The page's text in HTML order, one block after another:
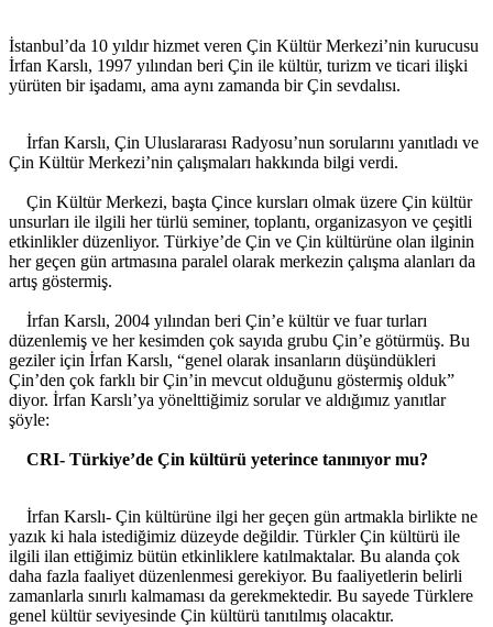
İstanbul’da 10 yıldır hizmet veren Çin Kültür Merkezi’nin kurucusu
İrfan Karslı, 1997 yılından beri Çin ile kültür, turizm ve ticari ilişki
yürüten bir işadamı, ama aynı zamanda bir Çin sevdalısı.
İrfan Karslı, Çin Uluslararası Radyosu’nun sorularını yanıtladı ve
Çin Kültür Merkezi’nin çalışmaları hakkında bilgi verdi.
Çin Kültür Merkezi, başta Çince kursları olmak üzere Çin kültür
unsurları ile ilgili her türlü seminer, toplantı, organizasyon ve çeşitli
etkinlikler düzenliyor. Türkiye’de Çin ve Çin kültürüne olan ilginin
her geçen gün artmasına paralel olarak merkezin çalışma alanları da
artış göstermiş.
İrfan Karslı, 2004 yılından beri Çin’e kültür ve fuar turları
düzenlemiş ve her kesimden çok sayıda grubu Çin’e götürmüş. Bu
geziler için İrfan Karslı, “genel olarak insanların düşündükleri
Çin’den çok farklı bir Çin’in mevcut olduğunu göstermiş olduk”
diyor. İrfan Karslı’ya yönelttiğimiz sorular ve aldığımız yanıtlar
şöyle:
CRI- Türkiye’de Çin kültürü yeterince tanınıyor mu?
İrfan Karslı- Çin kültürüne ilgi her geçen gün artmakla birlikte ne
yazık ki hala istediğimiz düzeyde değildir. Türkler Çin kültürü ile
ilgili ilan ettiğimiz bütün etkinliklere katılmaktalar. Bu alanda çok
daha fazla faaliyet düzenlenmesi gerekiyor. Bu faaliyetlerin belirli
zamanlarla sınırlı kalmaması da gerekmektedir. Bu sayede Türklere
genel kültür seviyesinde Çin kültürü tanıtılmış olacaktır.